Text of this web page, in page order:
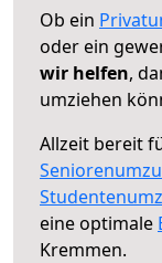
Ob ein
oder ein
wir helfen,
umziehen
Allzeit bereit
eine optimale
Kremmen.